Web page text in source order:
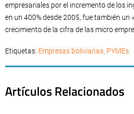
empresariales por el incremento de los
en un 400% desde 2005, fue también un
crecimiento de la cifra de las micro
Etiquetas: Empresas bolivianas, PYMEs
Artículos Relacionados